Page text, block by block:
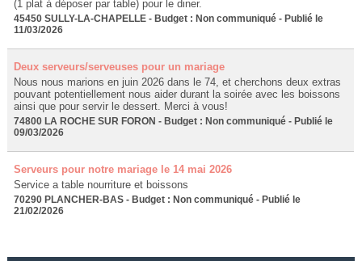
(1 plat à déposer par table) pour le diner.
45450 SULLY-LA-CHAPELLE - Budget : Non communiqué - Publié le
11/03/2026
Deux serveurs/serveuses pour un mariage
Nous nous marions en juin 2026 dans le 74, et cherchons deux extras
pouvant potentiellement nous aider durant la soirée avec les boissons
ainsi que pour servir le dessert. Merci à vous!
74800 LA ROCHE SUR FORON - Budget : Non communiqué - Publié le
09/03/2026
Serveurs pour notre mariage le 14 mai 2026
Service a table nourriture et boissons
70290 PLANCHER-BAS - Budget : Non communiqué - Publié le
21/02/2026